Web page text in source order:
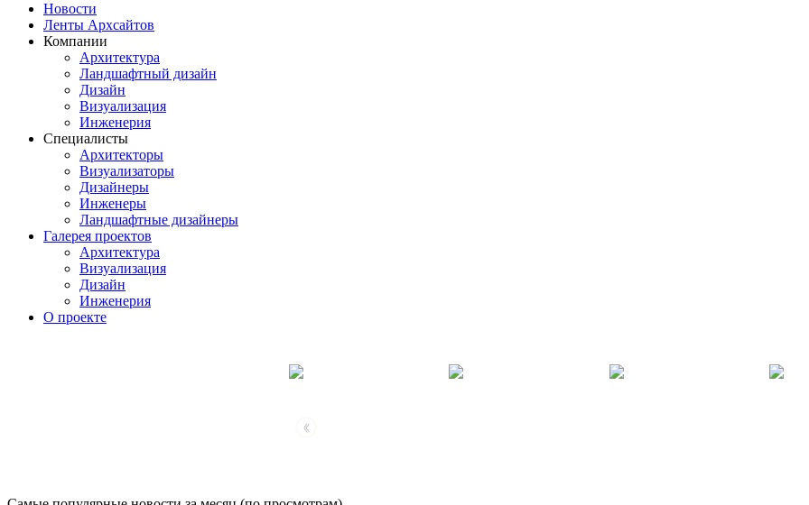
Новости
Ленты Архсайтов
Компании
Архитектура
Ландшафтный дизайн
Дизайн
Визуализация
Инженерия
Специалисты
Архитекторы
Визуализаторы
Дизайнеры
Инженеры
Ландшафтные дизайнеры
Галерея проектов
Архитектура
Визуализация
Дизайн
Инженерия
О проекте
‹